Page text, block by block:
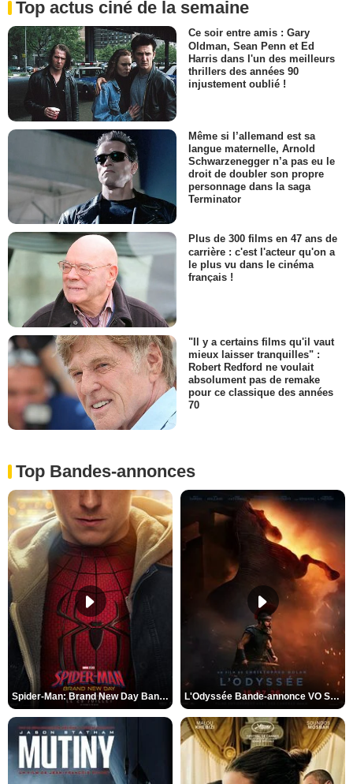
Top actus ciné de la semaine
Ce soir entre amis : Gary
Oldman, Sean Penn et Ed
Harris dans l'un des meilleurs
thrillers des années 90
injustement oublié !
Même si l’allemand est sa
langue maternelle, Arnold
Schwarzenegger n’a pas eu le
droit de doubler son propre
personnage dans la saga
Terminator
Plus de 300 films en 47 ans de
carrière : c'est l'acteur qu'on a
le plus vu dans le cinéma
français !
"Il y a certains films qu'il vaut
mieux laisser tranquilles" :
Robert Redford ne voulait
absolument pas de remake
pour ce classique des années
70
Top Bandes-annonces
Spider-Man: Brand New Day Bande-annonce VO STFR L'Odyssée Bande-annonce VO STFR